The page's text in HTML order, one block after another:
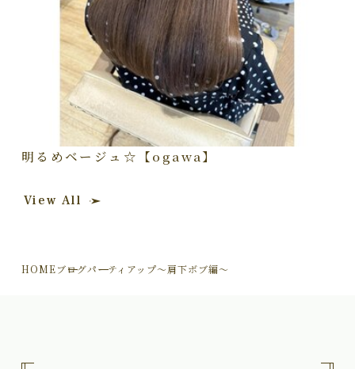
明るめベージュ☆【ogawa】
View All
HOMEブログパーティアップ～肩下ボブ編～